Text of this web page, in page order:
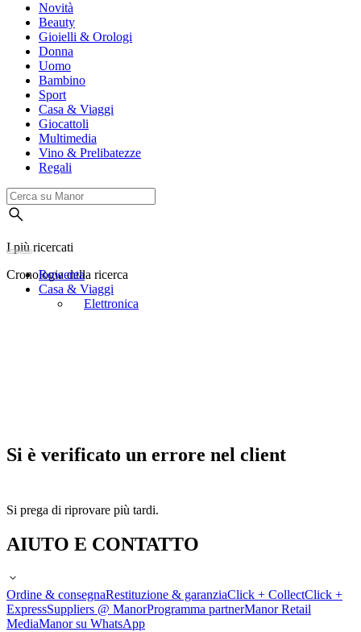
Novità
Beauty
Gioielli & Orologi
Donna
Uomo
Bambino
Sport
Casa & Viaggi
Giocattoli
Multimedia
Vino & Prelibatezze
Regali
I più ricercati
Cronologia della ricerca
Rowenta
Casa & Viaggi
Elettronica
Si è verificato un errore nel client
Si prega di riprovare più tardi.
AIUTO E CONTATTO
Ordine & consegnaRestituzione & garanziaClick + CollectClick +
ExpressSuppliers @ ManorProgramma partnerManor Retail
MediaManor su WhatsApp